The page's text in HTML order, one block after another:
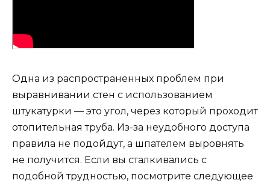
Одна из распространенных проблем при
выравнивании стен с использованием
штукатурки — это угол, через который проходит
отопительная труба. Из-за неудобного доступа
правила не подойдут, а шпателем выровнять
не получится. Если вы сталкивались с
подобной трудностью, посмотрите следующее